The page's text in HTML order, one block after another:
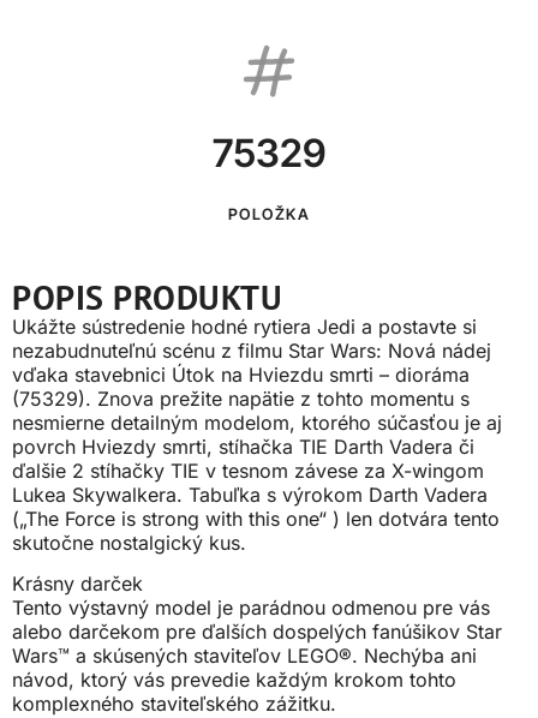
75329
POLOŽKA
POPIS PRODUKTU
Ukážte sústredenie hodné rytiera Jedi a postavte si
nezabudnuteľnú scénu z filmu Star Wars: Nová nádej
vďaka stavebnici Útok na Hviezdu smrti – dioráma
(75329). Znova prežite napätie z tohto momentu s
nesmierne detailným modelom, ktorého súčasťou je aj
povrch Hviezdy smrti, stíhačka TIE Darth Vadera či
ďalšie 2 stíhačky TIE v tesnom závese za X-wingom
Lukea Skywalkera. Tabuľka s výrokom Darth Vadera
(„The Force is strong with this one“ ) len dotvára tento
skutočne nostalgický kus.
Krásny darček
Tento výstavný model je parádnou odmenou pre vás
alebo darčekom pre ďalších dospelých fanúšikov Star
Wars™ a skúsených staviteľov LEGO®. Nechýba ani
návod, ktorý vás prevedie každým krokom tohto
komplexného staviteľského zážitku.